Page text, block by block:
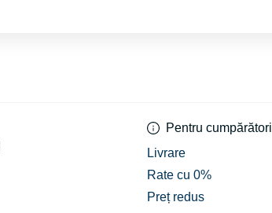
Pentru cumpărători
Livrare
Rate cu 0%
Preț redus